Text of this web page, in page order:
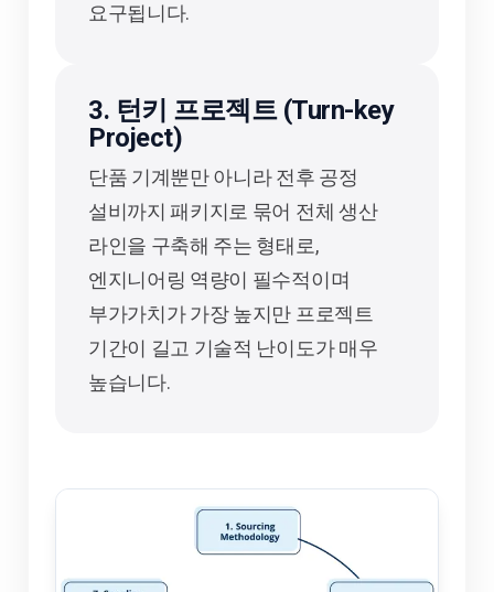
요구됩니다.
3. 턴키 프로젝트 (Turn-key
Project)
단품 기계뿐만 아니라 전후 공정
설비까지 패키지로 묶어 전체 생산
라인을 구축해 주는 형태로,
엔지니어링 역량이 필수적이며
부가가치가 가장 높지만 프로젝트
기간이 길고 기술적 난이도가 매우
높습니다.